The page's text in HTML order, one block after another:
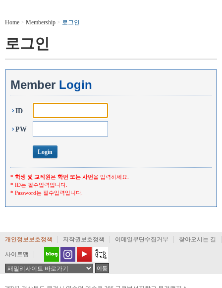
Home > Membership > 로그인
로그인
Member Login
ID
PW
* 학생 및 교직원은 학번 또는 사번을 입력하세요.
* ID는 필수입력입니다.
* Password는 필수입력입니다.
개인정보보호정책 저작권보호정책 이메일무단수집거부 찾아오시는 길
사이트맵